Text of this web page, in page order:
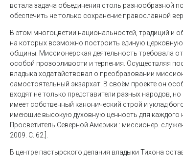
встала задача объединения столь разнообразной
обеспечить не только сохранение православной
В этом многоцветии национальностей, традиций и
на которых возможно построить единую
общины. Миссионерская деятельность требовала
особой прозорливости и терпения. Осуществляя
владыка ходатайствовал о преобразовании
самостоятельный экзархат. В своём проекте он
входят не только представители разных народов,
имеет собственный канонический строй и уклад
имеющие высокую духовную ценность для каждого
Просветитель Северной Америки : миссионер.
2009. С. 62.].
В центре пастырского делания владыки Тихона